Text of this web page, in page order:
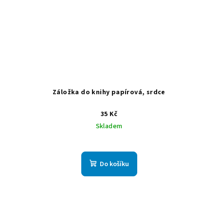
Záložka do knihy papírová, srdce
35 Kč
Skladem
Do košíku